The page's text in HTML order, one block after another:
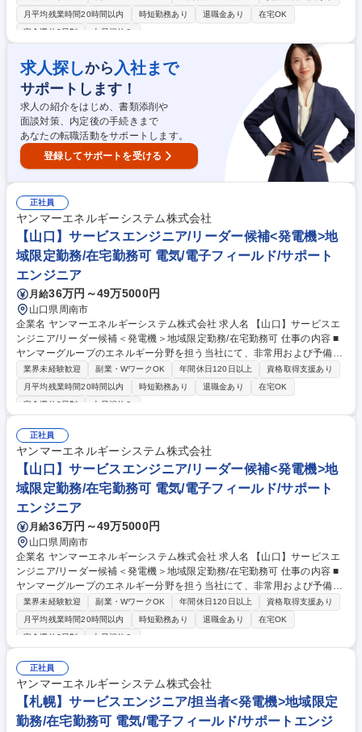
躍する『発電機』のメンテナンス・定期点検等をご担当いただきます。 ■
非常用発電機は非常時に稼働することが求められるため、定期的なメンテ
検、消耗部品の交換、修理対応など予防保全の対応をお任せします。※
他、見積書・作業工程表・協力店に対する作業指示書の作成など事務作業
■必要な知識や技術は研修やOJT(まずは先輩とペアで業務)で身に着けてい
ただきます。※資格取得における受験料の負担や報奨金制度もご用意 募集
職種 【札幌】サービスエンジニア/リーダー候補＜発電機＞地域限定勤務/
在宅勤務可
月平均残業時間20時間以内
時短勤務あり 退職金あり
在宅OK
完全週休2日制
土日祝休み
求人探しから 入社まで
サポートします！
求人の紹介をはじめ、書類添削や
面談対策、内定後の手続きまで
あなたの転職活動をサポートします。
登録してサポートを受ける
正社員
ヤンマーエネルギーシステム株式会社
【山口】サービスエンジニア/リーダー候補<発電機>地
域限定勤務/在宅勤務可 電気/電子フィールド/サポート
エンジニア
月給36万円～49万5000円
山口県周南市
企業名 ヤンマーエネルギーシステム株式会社 求人名 【山口】サービスエ
ンジニア/リーダー候補＜発電機＞地域限定勤務/在宅勤務可 仕事の内容 ■
ヤンマーグループのエネルギー分野を担う当社にて、非常用および予備電
源などに採用されている、学校・ホテル・病院・ビルなどの公共施設で活
躍する『発電機』のメンテナンス・定期点検等をご担当いただきます。 ■
非常用発電機は非常時に稼働することが求められるため、定期的なメンテ
検、消耗部品の交換、修理対応など予防保全の対応をお任せします。※
他、見積書・作業工程表・協力店に対する作業指示書の作成など事務作業
■必要な知識や技術は研修やOJT(まずは先輩とペアで業務)で身に着けてい
ただきます。※資格取得における受験料の負担や報奨金制度もご用意 募集
職種 【山口】サービスエンジニア/リーダー候補＜発電機＞地域限定勤務/
在宅勤務可
業界未経験歓迎 副業・WワークOK 年間休日120日以上
資格取得支援あり
月平均残業時間20時間以内
時短勤務あり 退職金あり
在宅OK
完全週休2日制
土日祝休み
正社員
ヤンマーエネルギーシステム株式会社
【山口】サービスエンジニア/リーダー候補<発電機>地
域限定勤務/在宅勤務可 電気/電子フィールド/サポート
エンジニア
月給36万円～49万5000円
山口県周南市
企業名 ヤンマーエネルギーシステム株式会社 求人名 【山口】サービスエ
ンジニア/リーダー候補＜発電機＞地域限定勤務/在宅勤務可 仕事の内容 ■
ヤンマーグループのエネルギー分野を担う当社にて、非常用および予備電
源などに採用されている、学校・ホテル・病院・ビルなどの公共施設で活
躍する『発電機』のメンテナンス・定期点検等をご担当いただきます！ ■
非常用発電機は非常時に稼働することが求められるため、定期的なメンテ
検、消耗部品の交換、修理対応など予防保全の対応をお任せします。※
他、見積書・作業工程表・協力店に対する作業指示書の作成など事務作業
■必要な知識や技術は研修やOJT(まずは先輩とペアで業務)で身に着けてい
ただきます。※資格取得における受験料の負担や報奨金制度もご用意 募集
職種 【山口】サービスエンジニア/リーダー候補＜発電機＞地域限定勤務/
業界未経験歓迎 副業・WワークOK 年間休日120日以上
資格取得支援あり
月平均残業時間20時間以内
時短勤務あり 退職金あり
在宅OK
完全週休2日制
土日祝休み
正社員
ヤンマーエネルギーシステム株式会社
【札幌】サービスエンジニア/担当者<発電機>地域限定
勤務/在宅勤務可 電気/電子フィールド/サポートエンジ